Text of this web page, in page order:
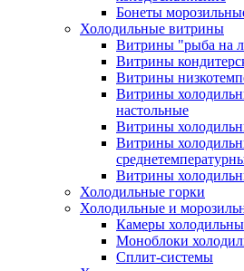
Бонеты
Холодильные витрины
Витрины "рыба на
Витрины
Витрины
Витрины
настольные
Витрины
Витрины
Витрины
Холодильные горки
Холодильные и
Камеры
Моноблоки
Сплит-системы